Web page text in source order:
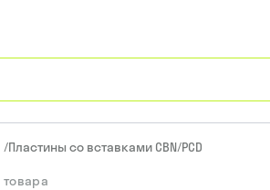
/Пластины со вставками CBN/PCD
товара